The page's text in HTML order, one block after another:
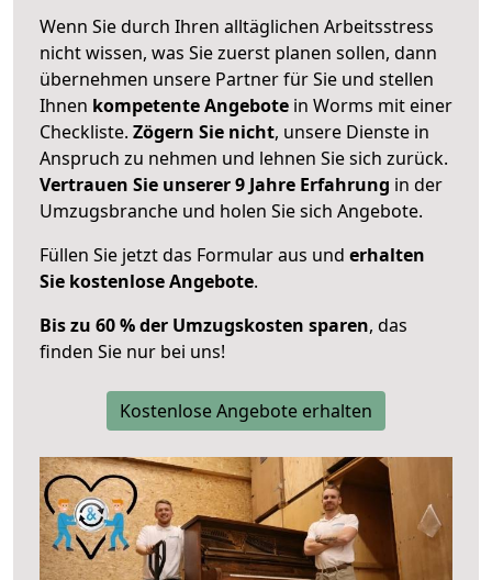
Wenn Sie durch Ihren alltäglichen Arbeitsstress
nicht wissen, was Sie zuerst planen sollen, dann
übernehmen unsere Partner für Sie und stellen
Ihnen kompetente Angebote in Worms mit einer
Checkliste. Zögern Sie nicht, unsere Dienste in
Anspruch zu nehmen und lehnen Sie sich zurück.
Vertrauen Sie unserer 9 Jahre Erfahrung in der
Umzugsbranche und holen Sie sich Angebote.
Füllen Sie jetzt das Formular aus und erhalten
Sie kostenlose Angebote.
Bis zu 60 % der Umzugskosten sparen, das
finden Sie nur bei uns!
Kostenlose Angebote erhalten